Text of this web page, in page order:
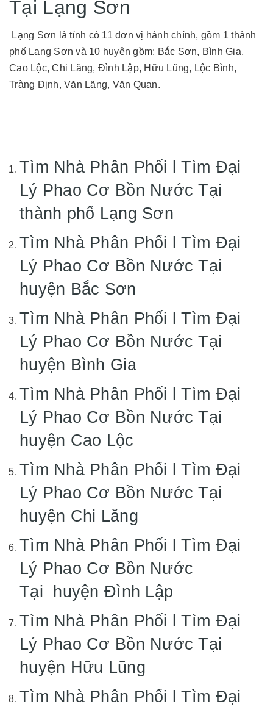
Tại Lạng Sơn
Lạng Sơn là tỉnh có 11 đơn vị hành chính, gồm 1 thành
phố Lạng Sơn và 10 huyện gồm: Bắc Sơn, Bình Gia,
Cao Lộc, Chi Lăng, Đình Lập, Hữu Lũng, Lộc Bình,
Tràng Định, Văn Lãng, Văn Quan.
Tìm Nhà Phân Phối l Tìm Đại
Lý Phao Cơ Bồn Nước Tại
thành phố Lạng Sơn
Tìm Nhà Phân Phối l Tìm Đại
Lý Phao Cơ Bồn Nước Tại
huyện Bắc Sơn
Tìm Nhà Phân Phối l Tìm Đại
Lý Phao Cơ Bồn Nước Tại
huyện Bình Gia
Tìm Nhà Phân Phối l Tìm Đại
Lý Phao Cơ Bồn Nước Tại
huyện Cao Lộc
Tìm Nhà Phân Phối l Tìm Đại
Lý Phao Cơ Bồn Nước Tại
huyện Chi Lăng
Tìm Nhà Phân Phối l Tìm Đại
Lý Phao Cơ Bồn Nước
Tại huyện Đình Lập
Tìm Nhà Phân Phối l Tìm Đại
Lý Phao Cơ Bồn Nước Tại
huyện Hữu Lũng
Tìm Nhà Phân Phối l Tìm Đại